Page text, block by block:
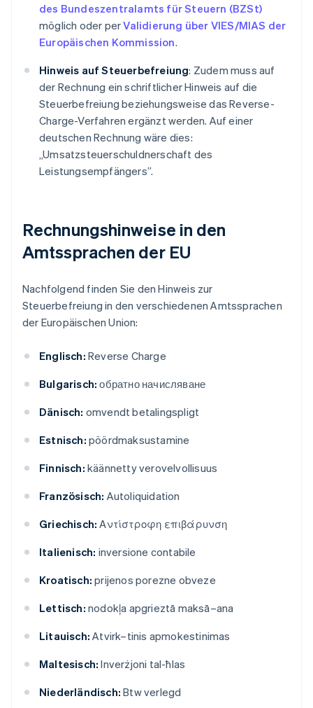
des Bundeszentralamts für Steuern (BZSt)
möglich oder perValidierung über VIES/MIAS der
Europäischen Kommission.
Hinweis auf Steuerbefreiung: Zudem muss auf
der Rechnung ein schriftlicher Hinweis auf die
Steuerbefreiung beziehungsweise das Reverse-
Charge-Verfahren ergänzt werden. Auf einer
deutschen Rechnung wäre dies:
„Umsatzsteuerschuldnerschaft des
Leistungsempfängers”.
Rechnungshinweise in den
Amtssprachen der EU
Nachfolgend finden Sie den Hinweis zur
Steuerbefreiung in den verschiedenen Amtssprachen
der Europäischen Union:
Englisch: Reverse Charge
Bulgarisch: обратно начисляване
Dänisch: omvendt betalingspligt
Estnisch: pöördmaksustamine
Finnisch: käännetty verovelvollisuus
Französisch: Autoliquidation
Griechisch: Αντίστροφη επιβάρυνση
Italienisch: inversione contabile
Kroatisch: prijenos porezne obveze
Lettisch: nodokļa apgrieztā maksā–ana
Litauisch: Atvirk–tinis apmokestinimas
Maltesisch: Inverżjoni tal-ħlas
Niederländisch: Btw verlegd